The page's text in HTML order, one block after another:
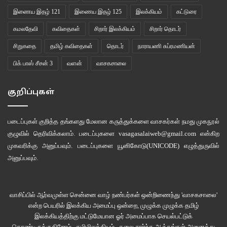
தங்கப்பனுக்கு அவர்கள் இருவரின் உறவும் தெரிந்திருக்குமோ? என்ற எண்ணம்
என்று கேட்க, ‘இல்ல, உங்ககிட்ட சொல்லனும்னு தோனுச்சி அதான்.’ என்றாள்.
‘சரி, அப்புறம் பார்க்கலாம்’ என்று இறுதி ஊர்வல நிகழ்ச்சிகளில் கலந்து
கொண்டு முற்றும் அவளைத் தவிர்த்து விட்டேன்.
அபிசேக்கின் மனைவி என்னிடம் ஏதோ கேட்க வேண்டுமென அருகில் வந்து
அந்நிகழ்விற்கு பிறகு அபிசேக்கின் மனைவி மட்டும் வீட்டில் ஏதாவது பழுது
இணைய இதழ் 121 இணைய இதழ் 125 இலக்கியம் கட்டுரை
கமலதேவி கவிதைகள் சிறார் இலக்கியம் சிறார் தொடர்
சிறுகதை தமிழ் கவிதைகள் தொடர் நாராயணி சுப்ரமணியன்
பிக் பாஸ் சீசன் 3 வளன் வாசகசாலை
குறிப்புகள்
படைப்புகள் குறித்த தங்களது மேலான கருத்துக்களை வாசகர்கள் நமது முகநூல்
குழுவில் தெரிவிக்கலாம். படைப்புகளை vasagasalaiweb@gmail.com என்கிற
முகவரிக்கு அனுப்பவும். படைப்புகளை யூனிகோடு(UNICODE)எழுத்துருவில்
அனுப்பவும்.
வாசிப்பில் ஆர்வமுள்ள சென்னை வாழ் நண்பர்கள் ஒன்றிணைந்து 'வாசகசாலை'
என்ற பெயரில் இலக்கிய அமைப்பு ஒன்றை, முழுக்க முழுக்க தமிழ்
இலக்கியத்திற்கு மட்டுமேயான ஓர் அமைப்பாக செயல்பட்டுக்